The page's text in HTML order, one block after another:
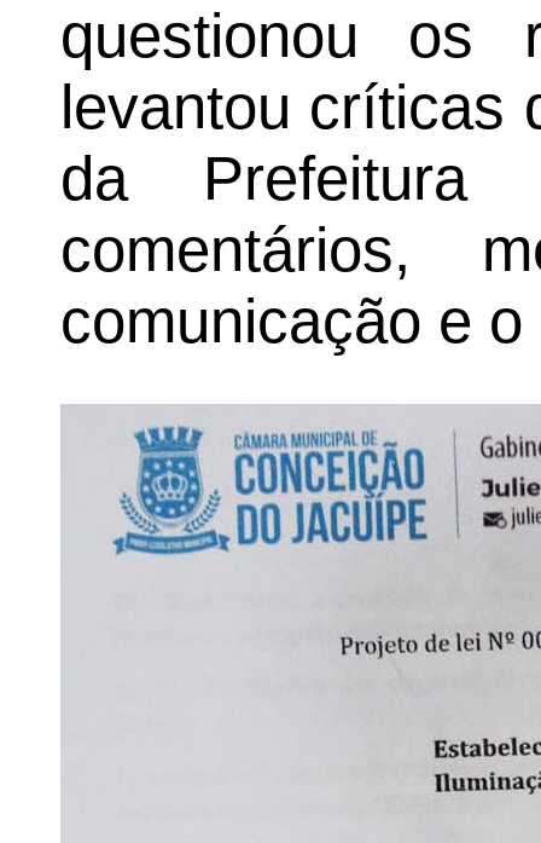
questionou os
levantou críticas
da Prefeitura
comentários,
comunicação e